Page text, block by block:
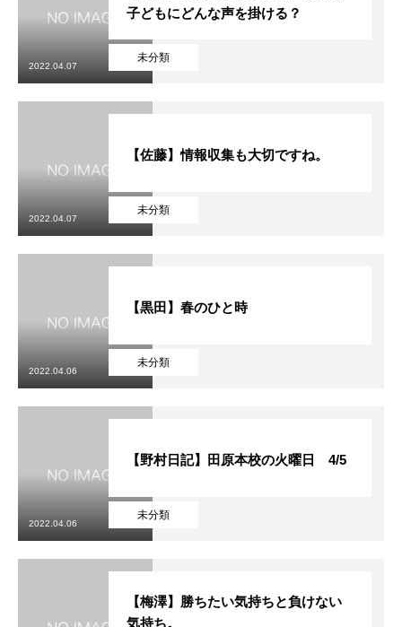
未分類
子どもにどんな声を掛ける？
2022.04.07
未分類
【佐藤】情報収集も大切ですね。
2022.04.07
未分類
【黒田】春のひと時
2022.04.06
未分類
【野村日記】田原本校の火曜日 4/5
2022.04.06
【梅澤】勝ちたい気持ちと負けない
気持ち。